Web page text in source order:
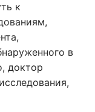
к
в
доктор